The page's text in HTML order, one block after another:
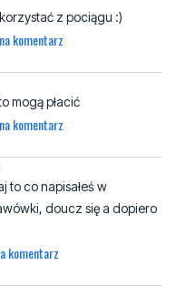
z pociągu :)
komentarz
mogą płacić
komentarz
to co napisałeś w
doucz się a dopiero
komentarz